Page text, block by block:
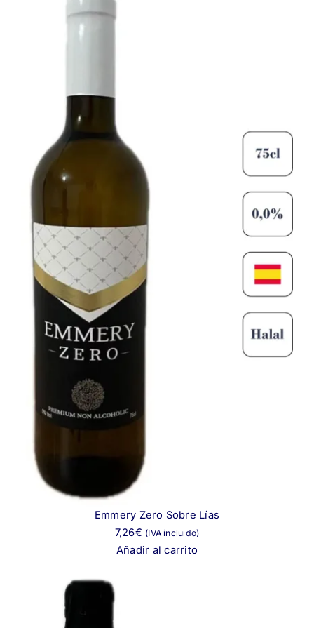
Emmery Zero Sobre Lías
7,26€ (IVA incluido)
Añadir al carrito